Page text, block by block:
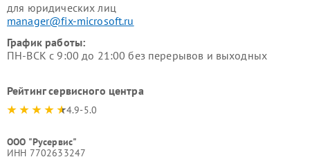
для юридических лиц
manager@fix-microsoft.ru
График работы:
ПН-ВСК с 9:00 до 21:00 без перерывов и выходных
Рейтинг сервисного центра
4.9-5.0
ООО "Русервис"
ИНН 7702633247